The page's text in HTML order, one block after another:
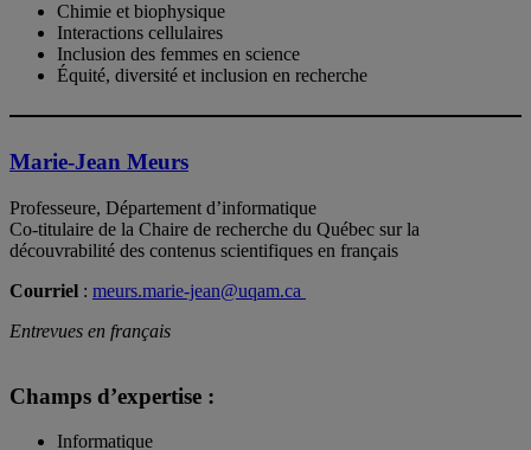
Chimie et biophysique
Interactions cellulaires
Inclusion des femmes en science
Équité, diversité et inclusion en recherche
Marie-Jean Meurs
Professeure, Département d’informatique
Co-titulaire de la Chaire de recherche du Québec sur la
découvrabilité des contenus scientifiques en français
Courriel : meurs.marie-jean@uqam.ca
Entrevues en français
Champs d’expertise :
Informatique